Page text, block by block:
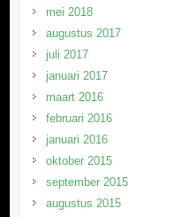
mei 2018
augustus 2017
juli 2017
januari 2017
maart 2016
februari 2016
januari 2016
oktober 2015
september 2015
augustus 2015